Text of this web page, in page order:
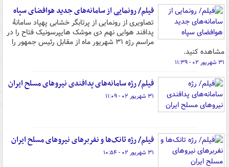
فیلم/ رونمایی از سامانه‌های جدید هوافضای سپاه
تصاویری از رونمایی از پرتابگر خشابی پهپاد سامانۀ
پدافند هوایی نهم دی موشک هایپرسونیک فتاح را در
مراسم رژه ۳۱ شهریور ماه از مقابل رئیس جمهور را
مشاهده کنید.
۳۱ شهریور ۰۲ - ۱۱:۳۹
فیلم/ رژه سامانه‌‎های پدافندی نیروهای مسلح ایران
۳۱ شهریور ۰۲ - ۱۱:۰۹
فیلم/ رژه تانک‌ها و نفربرهای نیروهای مسلح ایران
۳۱ شهریور ۰۲ - ۱۰:۵۴